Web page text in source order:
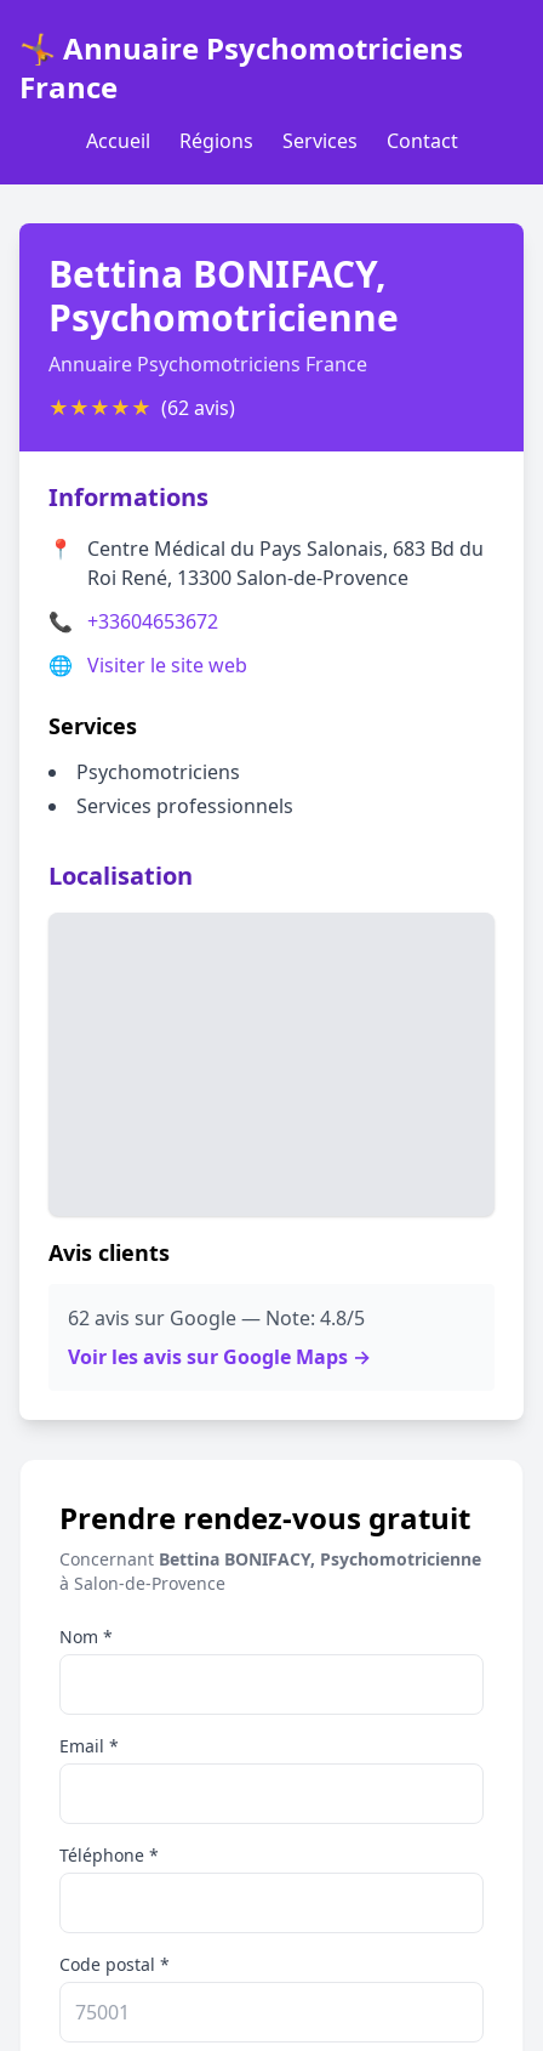
🤸 Annuaire Psychomotriciens
France
Accueil Régions Services Contact
Bettina BONIFACY,
Psychomotricienne
Annuaire Psychomotriciens France
★★★★★ (62 avis)
Informations
📍
Centre Médical du Pays Salonais, 683 Bd du
Roi René, 13300 Salon-de-Provence
📞 +33604653672
🌐 Visiter le site web
Services
Psychomotriciens
Services professionnels
Localisation
Avis clients
62 avis sur Google — Note: 4.8/5
Voir les avis sur Google Maps →
Prendre rendez-vous gratuit
Concernant Bettina BONIFACY, Psychomotricienne
à Salon-de-Provence
Nom *
Email *
Téléphone *
Code postal *